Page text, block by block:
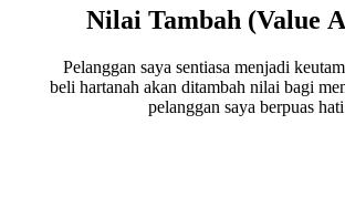
Nilai Tambah (Value
Pelanggan saya sentiasa menjadi
beli hartanah akan ditambah nilai bagi
pelanggan saya berpuas